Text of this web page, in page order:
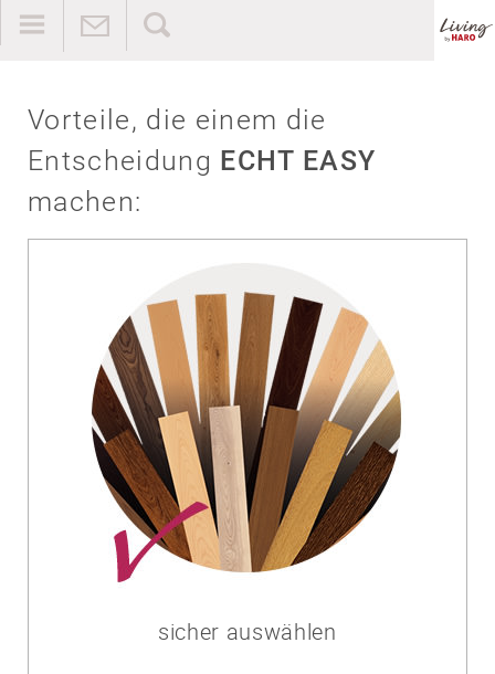
Vorteile, die einem die
Entscheidung ECHT EASY
machen:
sicher auswählen